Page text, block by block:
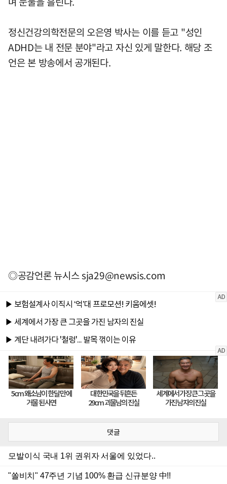
정신건강의학전문의 오은영 박사는 이를 듣고 "성인
ADHD는 내 전문 분야"라고 자신 있게 말한다. 해당 조
언은 본 방송에서 공개된다.
◎공감언론 뉴시스sja29@newsis.com
댓글